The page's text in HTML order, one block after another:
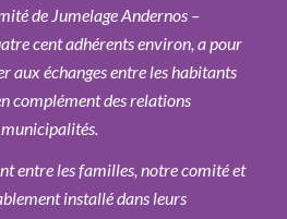
de Jumelage Andernos –
cent adhérents environ, a pour
aux échanges entre les habitants
complément des relations
entre les familles, notre comité et
installé dans leurs